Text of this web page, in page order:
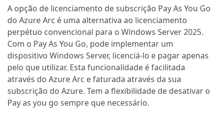
A opção de licenciamento de subscrição Pay As You Go
do Azure Arc é uma alternativa ao licenciamento
perpétuo convencional para o Windows Server 2025.
Com o Pay As You Go, pode implementar um
dispositivo Windows Server, licenciá-lo e pagar apenas
pelo que utilizar. Esta funcionalidade é facilitada
através do Azure Arc e faturada através da sua
subscrição do Azure. Tem a flexibilidade de desativar o
Pay as you go sempre que necessário.